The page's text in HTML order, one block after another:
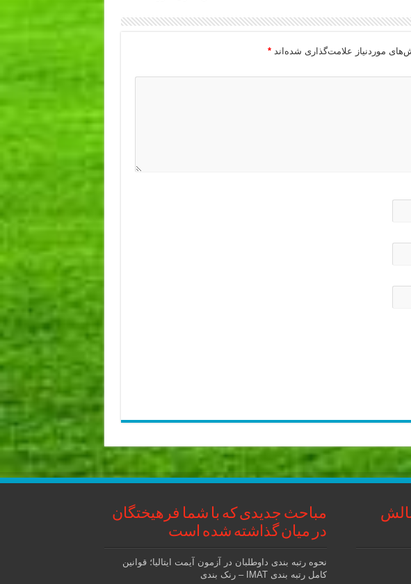
موردنیاز علامت‌گذاری شده‌اند*
مباحث جدیدی که با شما فرهیختگان
در میان گذاشته شده است
نحوه رتبه بندی داوطلبان در آزمون آیمت ایتالیا؛ قوانین
کامل رتبه بندی IMAT – رنک بندی